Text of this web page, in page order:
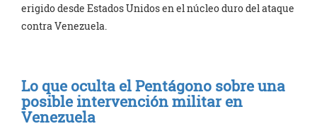
erigido desde Estados Unidos en el núcleo duro del ataque
contra Venezuela.
Lo que oculta el Pentágono sobre una
posible intervención militar en
Venezuela